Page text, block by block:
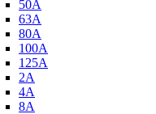
50A
63A
80A
100A
125A
2A
4A
8A